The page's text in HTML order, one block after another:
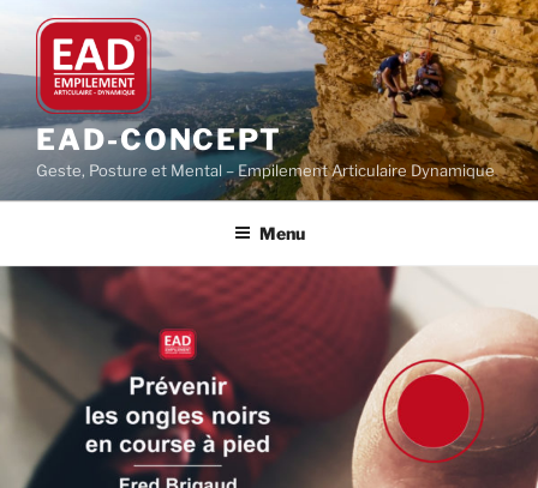
contenu
principal
EAD-CONCEPT
Geste, Posture et Mental – Empilement Articulaire Dynamique
Menu